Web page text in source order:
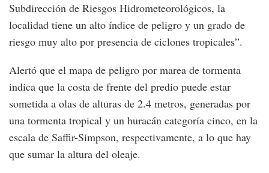
Subdirección de Riesgos Hidrometeorológicos, la
localidad tiene un alto índice de peligro y un grado de
riesgo muy alto por presencia de ciclones tropicales”.
Alertó que el mapa de peligro por marea de tormenta
indica que la costa de frente del predio puede estar
sometida a olas de alturas de 2.4 metros, generadas por
una tormenta tropical y un huracán categoría cinco, en la
escala de Saffir-Simpson, respectivamente, a lo que hay
que sumar la altura del oleaje.